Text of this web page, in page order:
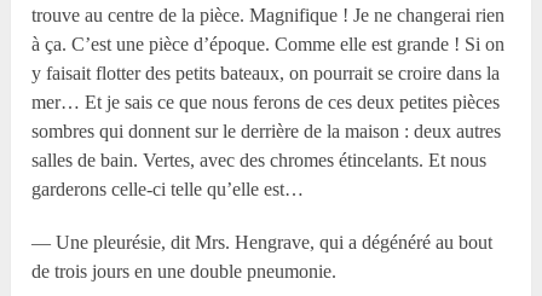
trouve au centre de la pièce. Magnifique ! Je ne changerai rien
à ça. C’est une pièce d’époque. Comme elle est grande ! Si on
y faisait flotter des petits bateaux, on pourrait se croire dans la
mer… Et je sais ce que nous ferons de ces deux petites pièces
sombres qui donnent sur le derrière de la maison : deux autres
salles de bain. Vertes, avec des chromes étincelants. Et nous
garderons celle-ci telle qu’elle est…
— Une pleurésie, dit Mrs. Hengrave, qui a dégénéré au bout
de trois jours en une double pneumonie.